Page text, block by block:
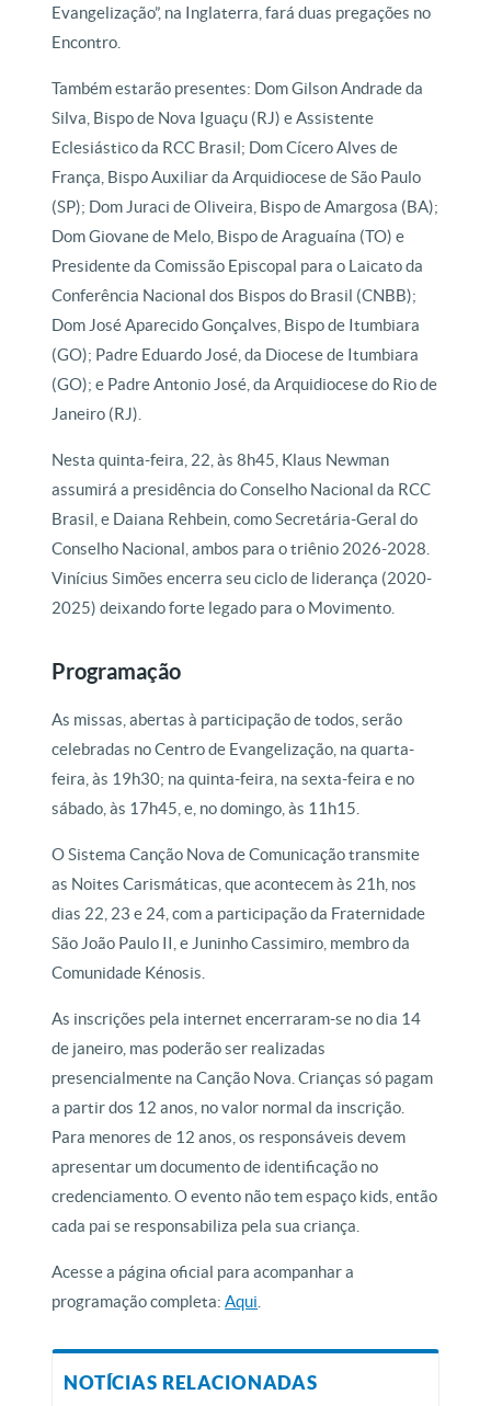
Evangelização”, na Inglaterra, fará duas pregações no
Encontro.
Também estarão presentes: Dom Gilson Andrade da
Silva, Bispo de Nova Iguaçu (RJ) e Assistente
Eclesiástico da RCC Brasil; Dom Cícero Alves de
França, Bispo Auxiliar da Arquidiocese de São Paulo
(SP); Dom Juraci de Oliveira, Bispo de Amargosa (BA);
Dom Giovane de Melo, Bispo de Araguaína (TO) e
Presidente da Comissão Episcopal para o Laicato da
Conferência Nacional dos Bispos do Brasil (CNBB);
Dom José Aparecido Gonçalves, Bispo de Itumbiara
(GO); Padre Eduardo José, da Diocese de Itumbiara
(GO); e Padre Antonio José, da Arquidiocese do Rio de
Janeiro (RJ).
Nesta quinta-feira, 22, às 8h45, Klaus Newman
assumirá a presidência do Conselho Nacional da RCC
Brasil, e Daiana Rehbein, como Secretária-Geral do
Conselho Nacional, ambos para o triênio 2026-2028.
Vinícius Simões encerra seu ciclo de liderança (2020-
2025) deixando forte legado para o Movimento.
Programação
As missas, abertas à participação de todos, serão
celebradas no Centro de Evangelização, na quarta-
feira, às 19h30; na quinta-feira, na sexta-feira e no
sábado, às 17h45, e, no domingo, às 11h15.
O Sistema Canção Nova de Comunicação transmite
as Noites Carismáticas, que acontecem às 21h, nos
dias 22, 23 e 24, com a participação da Fraternidade
São João Paulo II, e Juninho Cassimiro, membro da
Comunidade Kénosis.
As inscrições pela internet encerraram-se no dia 14
de janeiro, mas poderão ser realizadas
presencialmente na Canção Nova. Crianças só pagam
a partir dos 12 anos, no valor normal da inscrição.
Para menores de 12 anos, os responsáveis devem
apresentar um documento de identificação no
credenciamento. O evento não tem espaço kids, então
cada pai se responsabiliza pela sua criança.
Acesse a página oficial para acompanhar a
programação completa:Aqui
NOTÍCIAS RELACIONADAS